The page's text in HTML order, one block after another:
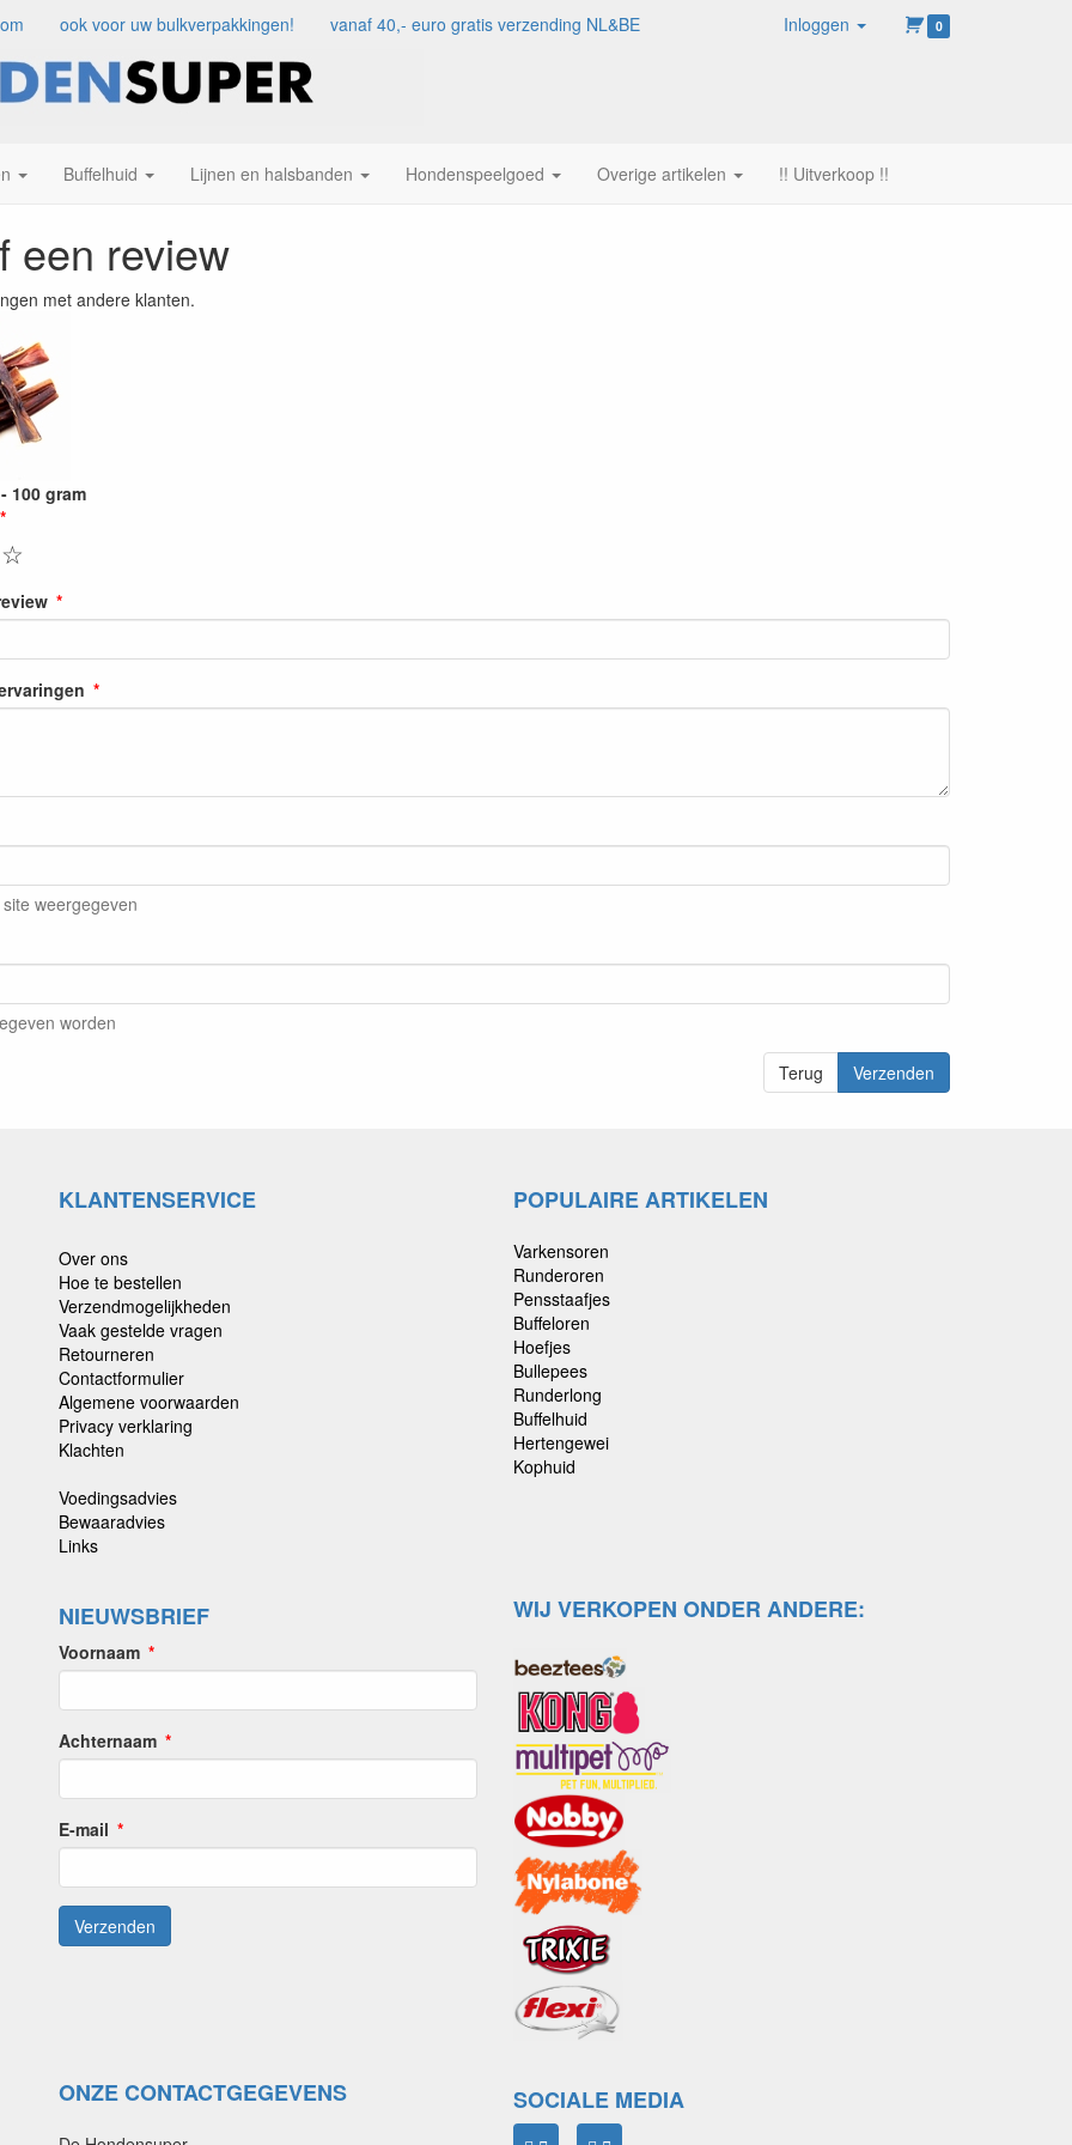
ook voor uw bulkverpakkingen! vanaf 40,- euro gratis verzending NL&BE Inloggen 0
Buffelhuid Lijnen en halsbanden Hondenspeelgoed Overige artikelen !! Uitverkoop !!
een review
met andere klanten.
100 gram
☆
weergegeven
worden
Terug Verzenden
KLANTENSERVICE
Over ons
Hoe te bestellen
Verzendmogelijkheden
Vaak gestelde vragen
Retourneren
Contactformulier
Algemene voorwaarden
Privacy verklaring
Klachten
Voedingsadvies
Bewaaradvies
Links
POPULAIRE ARTIKELEN
Varkensoren
Runderoren
Pensstaafjes
Buffeloren
Hoefjes
Bullepees
Runderlong
Buffelhuid
Hertengewei
Kophuid
NIEUWSBRIEF
Voornaam
Achternaam
E-mail
WIJ VERKOPEN ONDER ANDERE:
ONZE CONTACTGEGEVENS SOCIALE MEDIA